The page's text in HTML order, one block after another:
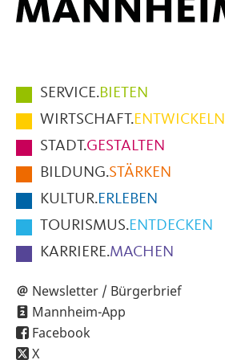
Hauptmenüpunkte
im
Fußbereich
der
Seite
SERVICE.BIETEN
WIRTSCHAFT.ENTWICKELN
STADT.GESTALTEN
BILDUNG.STÄRKEN
KULTUR.ERLEBEN
TOURISMUS.ENTDECKEN
KARRIERE.MACHEN
Newsletter / Bürgerbrief
Mannheim-App
Facebook
X